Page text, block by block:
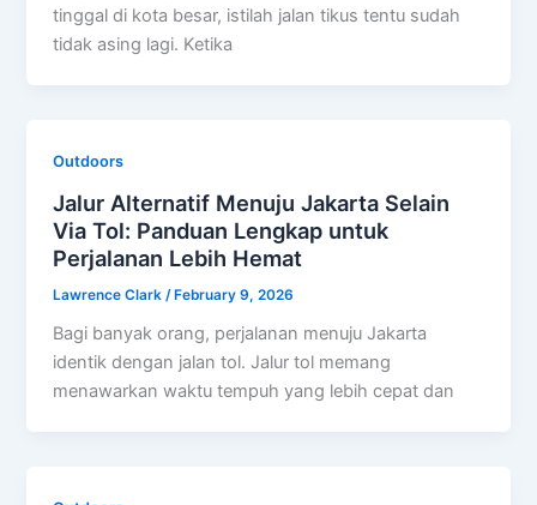
tinggal di kota besar, istilah jalan tikus tentu sudah
tidak asing lagi. Ketika
Outdoors
Jalur Alternatif Menuju Jakarta Selain
Via Tol: Panduan Lengkap untuk
Perjalanan Lebih Hemat
Lawrence Clark /February 9, 2026
Bagi banyak orang, perjalanan menuju Jakarta
identik dengan jalan tol. Jalur tol memang
menawarkan waktu tempuh yang lebih cepat dan